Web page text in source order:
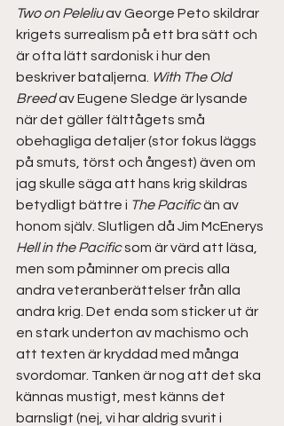
Two on Peleliu av George Peto skildrar
krigets surrealism på ett bra sätt och
är ofta lätt sardonisk i hur den
beskriver bataljerna. With The Old
Breed av Eugene Sledge är lysande
när det gäller fälttågets små
obehagliga detaljer (stor fokus läggs
på smuts, törst och ångest) även om
jag skulle säga att hans krig skildras
betydligt bättre i The Pacific än av
honom själv. Slutligen då Jim McEnerys
Hell in the Pacific som är värd att läsa,
men som påminner om precis alla
andra veteranberättelser från alla
andra krig. Det enda som sticker ut är
en stark underton av machismo och
att texten är kryddad med många
svordomar. Tanken är nog att det ska
kännas mustigt, mest känns det
barnsligt (nej, vi har aldrig svurit i